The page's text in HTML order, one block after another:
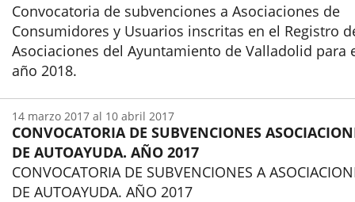
Convocatoria de subvenciones a Asociaciones de
Consumidores y Usuarios inscritas en el Registro
Asociaciones del Ayuntamiento de Valladolid para
año 2018.
Inicio
CONVOCATORIA DE SUBVENCIONES
DE AUTOAYUDA. AÑO 2017
CONVOCATORIA DE SUBVENCIONES A
DE AUTOAYUDA. AÑO 2017
14 marzo 2017 al 10 abril 2017